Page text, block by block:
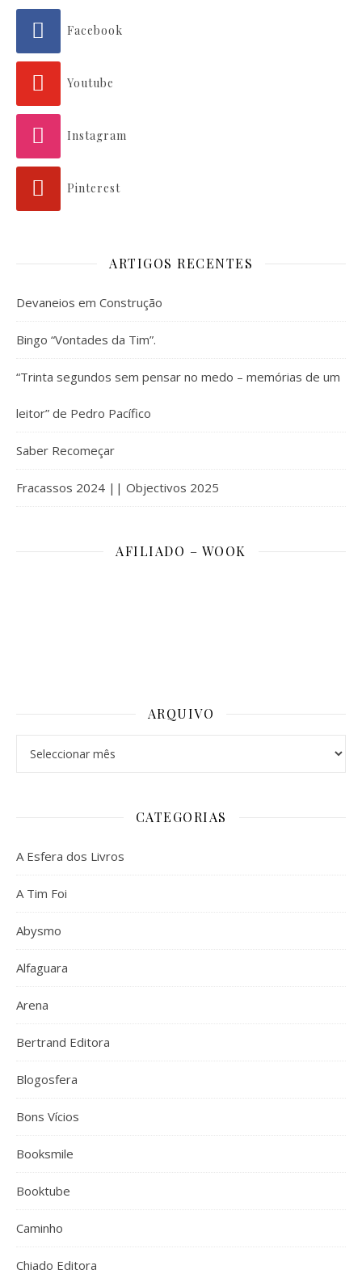
Facebook
Youtube
Instagram
Pinterest
ARTIGOS RECENTES
Devaneios em Construção
Bingo “Vontades da Tim”.
“Trinta segundos sem pensar no medo – memórias de um
leitor” de Pedro Pacífico
Saber Recomeçar
Fracassos 2024 || Objectivos 2025
AFILIADO – WOOK
ARQUIVO
CATEGORIAS
A Esfera dos Livros
A Tim Foi
Abysmo
Alfaguara
Arena
Bertrand Editora
Blogosfera
Bons Vícios
Booksmile
Booktube
Caminho
Chiado Editora